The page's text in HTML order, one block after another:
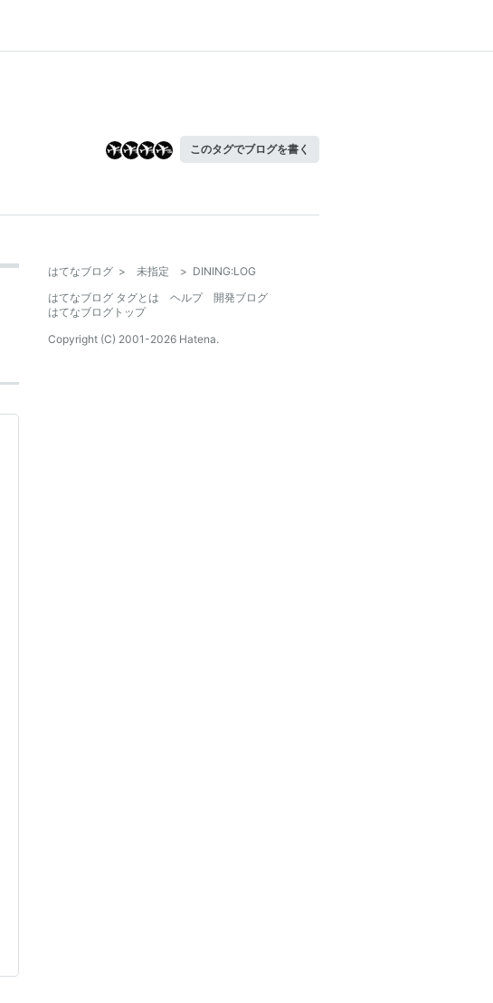
このタグでブログを書く
はてなブログ > 未指定 > DINING:LOG
はてなブログ タグとは
ヘルプ
開発ブログ
はてなブログトップ
Copyright (C) 2001-2026 Hatena.